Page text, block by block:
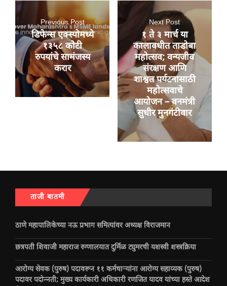
Previous Post
डिफेन्स एक्स्पोमध्ये
१३५८ कोटी
रुपयांचे सामंजस्य
करार
Next Post
१ ते ३ मार्च या
कालावधीत ताडोबा
महोत्सव; वन्यजीव
संरक्षण आणि
शाश्वत पर्यटनासाठी
महोत्सवाचे
आयोजन – वनमंत्री
सुधीर मुनगंटीवार
ताजी बातमी
ठाणे महापालिकेच्या नऊ प्रभाग समित्यांवर अध्यक्ष विराजमान
छत्रपती शिवाजी महाराज रुग्णालयात दुर्मिळ ट्युमरची यशस्वी शस्त्रक्रिया
आरोग्य सेवक (पुरुष) पदावरून ११ कर्मचाऱ्यांना आरोग्य सहाय्यक (पुरुष)
पदावर पदोन्नती; मुख्य कार्यकारी अधिकारी रणजित यादव यांच्या हस्ते आदेश